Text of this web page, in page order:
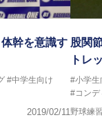
幹を意識す
#中学生向け
2019/02/11
股関
トレ
#小学生
#コンデ
野球練